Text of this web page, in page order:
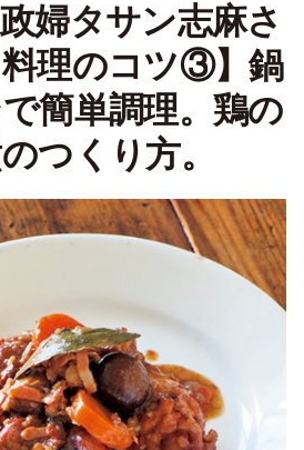
婦タサン志麻さ
理のコツ③】鍋
簡単調理。鶏の
つくり方。